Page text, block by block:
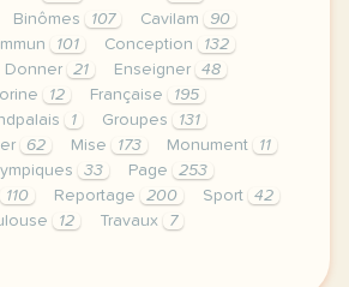
Binômes 107 Cavilam
90
101 Conception
132
Donner 21 Enseigner
48
12 Française
195
1 Groupes
131
62 Mise 173 Monument
11
33 Page
253
110 Reportage 200 Sport
42
12 Travaux
7
votre vie privee est une priorite